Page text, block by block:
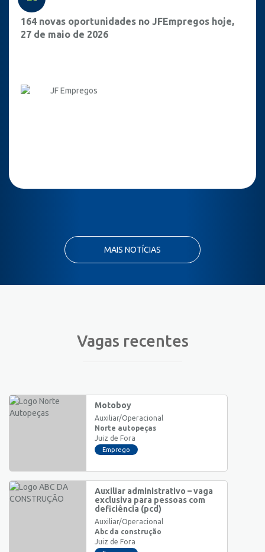
164 novas oportunidades no JFEmpregos hoje,
27 de maio de 2026
JF Empregos
MAIS NOTÍCIAS
Vagas recentes
Motoboy
Auxiliar/Operacional
Norte autopeças
Juiz de Fora
Emprego
Auxiliar administrativo – vaga
exclusiva para pessoas com
deficiência (pcd)
Auxiliar/Operacional
Abc da construção
Juiz de Fora